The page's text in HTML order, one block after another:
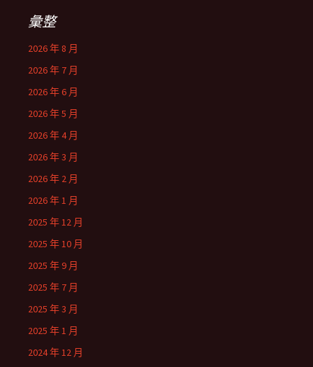
彙整
2026 年 8 月
2026 年 7 月
2026 年 6 月
2026 年 5 月
2026 年 4 月
2026 年 3 月
2026 年 2 月
2026 年 1 月
2025 年 12 月
2025 年 10 月
2025 年 9 月
2025 年 7 月
2025 年 3 月
2025 年 1 月
2024 年 12 月